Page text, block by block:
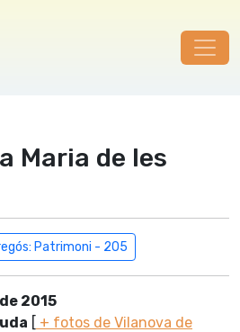
Maria de les
Patrimoni - 205
2015
[ + fotos de Vilanova de